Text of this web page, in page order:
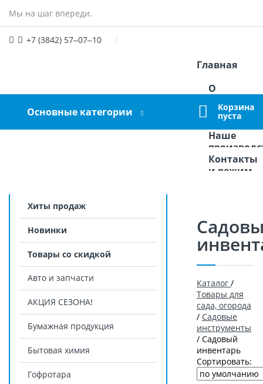
Мы на шаг впереди.
+7 (3842) 57‒07‒10
ВойдитеилиЗарегистрируйтесь
Главная
О
Оплата и
доставка
Наше
Контакты
и режим
Основные категории Корзина
пуста
Хиты продаж
Новинки
Товары со скидкой
Авто и запчасти
АКЦИЯ СЕЗОНА!
Бумажная продукция
Бытовая химия
Гофротара
Каталог /
Товары для
сада, огорода
/ Садовые
инструменты
/ Садовый
инвентарь
Сортировать: